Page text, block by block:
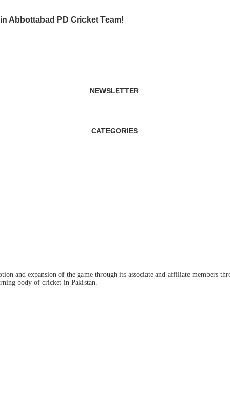
Abbottabad PD Cricket Team!
NEWSLETTER
CATEGORIES
and expansion of the game through its associate and affiliate members
body of cricket in Pakistan.